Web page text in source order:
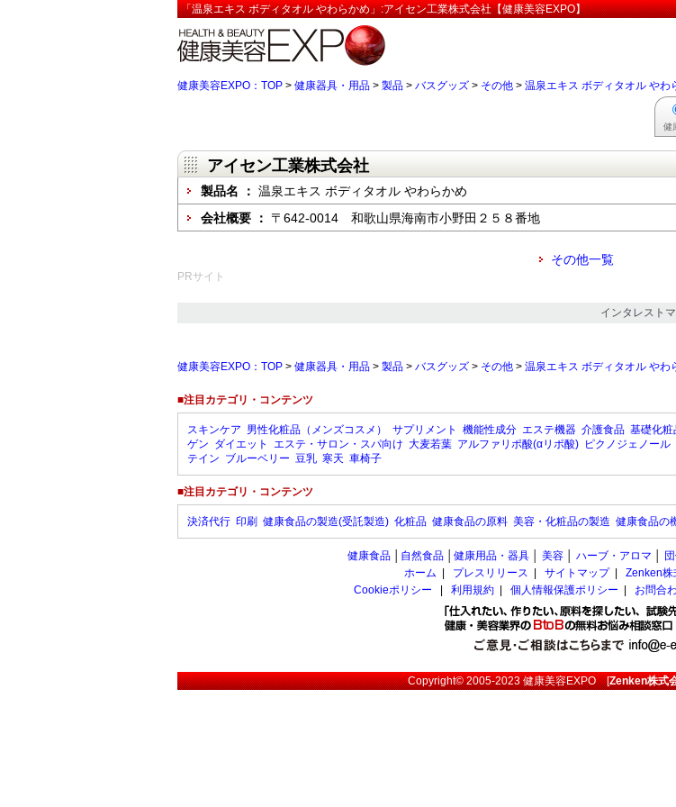
「温泉エキス ボディタオル やわらかめ」:アイセン工業株式会社【健康美容EXPO】
健康美容EXPO：TOP > 健康器具・用品 > 製品 > バスグッズ > その他 > 温泉エキス ボディタオル やわ
健
アイセン工業株式会社
製品名 ： 温泉エキス ボディタオル やわらかめ
会社概要 ： 〒642-0014 和歌山県海南市小野田２５８番地
その他一覧
PRサイト
インタレスト
健康美容EXPO：TOP > 健康器具・用品 > 製品 > バスグッズ > その他 > 温泉エキス ボディタオル やわ
■注目カテゴリ・コンテンツ
スキンケア 男性化粧品（メンズコスメ） サプリメント 機能性成分 エステ機器 介護食品 基礎化粧
ゲン ダイエット エステ・サロン・スパ向け 大麦若葉 アルファリポ酸(αリポ酸) ピクノジェノール
テイン ブルーベリー 豆乳 寒天 車椅子
■注目カテゴリ・コンテンツ
決済代行 印刷 健康食品の製造(受託製造) 化粧品 健康食品の原料 美容・化粧品の製造 健康食品の
健康食品 自然食品 健康用品・器具 美容 ハーブ・アロマ
ホーム
プレスリリース サイトマップ| Zenken
Cookieポリシー
利用規約 個人情報保護ポリシー お問合
Copyright© 2005-2023健康美容EXPO[Zenken株式